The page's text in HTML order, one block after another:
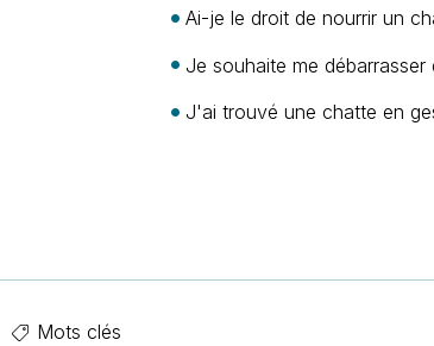
Ai-je le droit de nourrir un
Je souhaite me
J'ai trouvé une chatte en
Mots clés